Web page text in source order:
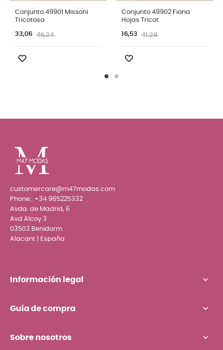
Conjunto 49901 Missoni
Tricotosa
46,24
33,06
Conjunto 49902 Fiona
Hojas Tricot
41,28
16,53
customercare@m47modas.com
Phone.: +34 965225332
Avda. de Madrid, 6
Avd Alcoy 3
03503 Benidorm
Alacant | España
Información legal
Guía de compra
Sobre nosotros